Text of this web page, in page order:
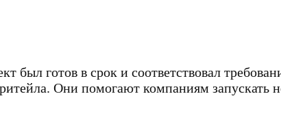
был готов в срок и соответствовал
Они помогают компаниям запускать